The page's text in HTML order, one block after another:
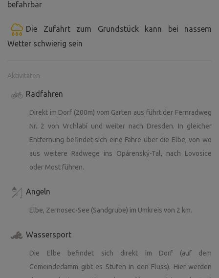
befahrbar
Die Zufahrt zum Grundstück kann bei nassem
Wetter schwierig sein
Aktivitäten
Radfahren
Direkt im Dorf (200m) vom Garten aus führt der Fernradweg
Nr. 2 von Vrchlabí und weiter nach Dresden. In gleicher
Entfernung befindet sich eine Fähre über die Elbe, von wo
aus weitere Radwege ins Opárenský-Tal, nach Lovosice
oder Most führen.
Angeln
Elbe, Zernosec-See (Sandgrube) im Umkreis von 2 km.
Wassersport
Die Elbe befindet sich direkt im Dorf (auf dem
Gemeindedamm gibt es Stufen in den Fluss). Hier werden